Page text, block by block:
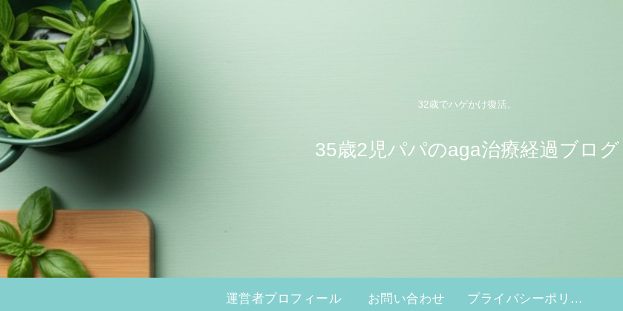
32歳でハゲかけ復活。
35歳2児パパのaga治療経過ブログ
運営者プロフィール お問い合わせ プライバシーポリシー